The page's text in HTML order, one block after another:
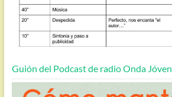
Guión del Podcast de radio Onda Jóven